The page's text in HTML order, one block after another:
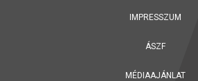
IMPRESSZUM
ÁSZF
MÉDIAAJÁNLAT